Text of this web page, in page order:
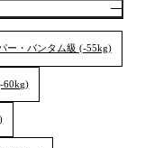
ー・バンタム級 (-55kg)
60kg)